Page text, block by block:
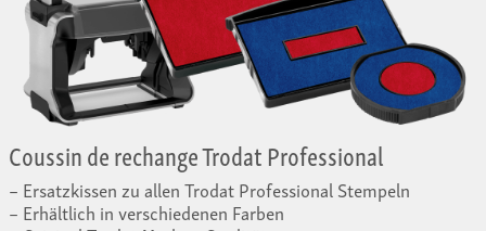
Coussin de rechange Trodat Professional
Ersatzkissen zu allen Trodat Professional Stempeln
Erhältlich in verschiedenen Farben